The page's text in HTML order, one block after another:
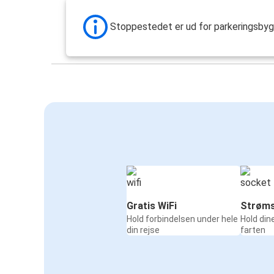
Stoppestedet er ud for
Gratis WiFi
Hold forbindelsen under hele
din rejse
Hold
farten